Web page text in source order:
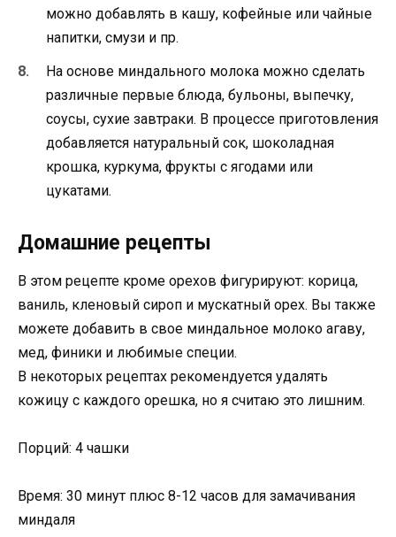
можно добавлять в кашу, кофейные или чайные
напитки, смузи и пр.
На основе миндального молока можно сделать
различные первые блюда, бульоны, выпечку,
соусы, сухие завтраки. В процессе приготовления
добавляется натуральный сок, шоколадная
крошка, куркума, фрукты с ягодами или
цукатами.
Домашние рецепты
В этом рецепте кроме орехов фигурируют: корица,
ваниль, кленовый сироп и мускатный орех. Вы также
можете добавить в свое миндальное молоко агаву,
мед, финики и любимые специи.
В некоторых рецептах рекомендуется удалять
кожицу с каждого орешка, но я считаю это лишним.
Порций: 4 чашки
Время: 30 минут плюс 8-12 часов для замачивания
миндаля